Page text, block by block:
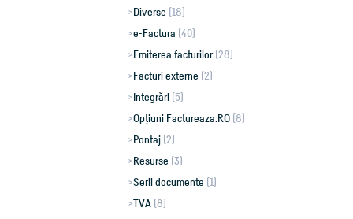
Diverse (18)
e-Factura (40)
Emiterea facturilor(28)
Facturi externe (2)
Integrări (5)
Opțiuni Factureaza.RO (8)
Pontaj (2)
Resurse (3)
Serii documente (1)
TVA (8)